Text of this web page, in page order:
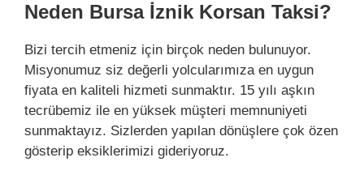
Neden Bursa İznik Korsan Taksi?
Bizi tercih etmeniz için birçok neden bulunuyor.
Misyonumuz siz değerli yolcularımıza en uygun
fiyata en kaliteli hizmeti sunmaktır. 15 yılı aşkın
tecrübemiz ile en yüksek müşteri memnuniyeti
sunmaktayız. Sizlerden yapılan dönüşlere çok özen
gösterip eksiklerimizi gideriyoruz.